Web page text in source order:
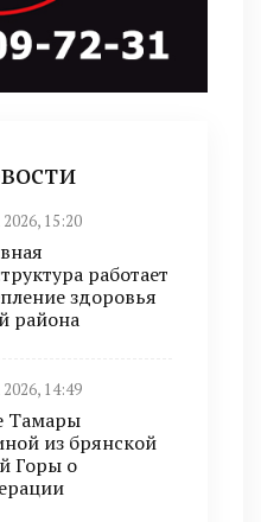
2026, 15:20
работает
здоровья
района
2026, 14:49
Тамары
из брянской
Горы о